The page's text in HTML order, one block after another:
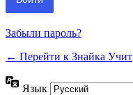
Забыли пароль?
← Перейти к Знайка Учит
Язык